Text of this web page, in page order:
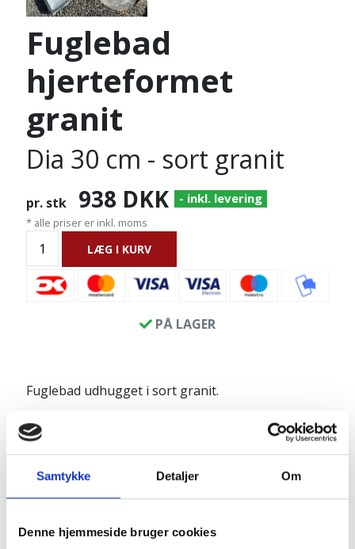
Samtykke Detaljer Om
Denne hjemmeside bruger cookies
Fuglebad
hjerteformet
granit
Dia 30 cm - sort granit
pr. stk 938 DKK - inkl. levering
* alle priser er inkl. moms
LÆG I KURV
PÅ LAGER
Fuglebad udhugget i sort granit.
Fuglebadet har en hjerteform med polerede
kanter i toppen og rå huggede sider.
De polerede og rå overflader skaber en flot